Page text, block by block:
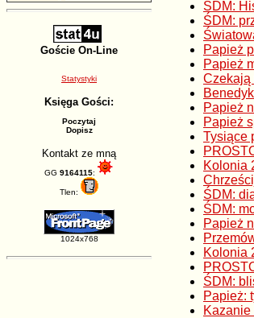
Goście On-Line
Statystyki
Księga Gości:
Poczytaj
Dopisz
Kontakt ze mną
GG 9164115:
Tlen:
1024x768
ŚDM:
ŚDM:
Papież
Papież
Czekają
Papież
Papież
Tysiące
Kolonia
ŚDM:
ŚDM:
Papież
Kolonia
ŚDM:
Papież: